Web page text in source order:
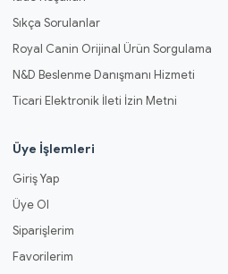
Sıkça Sorulanlar
Royal Canin Orijinal Ürün Sorgulama
N&D Beslenme Danışmanı Hizmeti
Ticari Elektronik İleti İzin Metni
Üye İşlemleri
Giriş Yap
Üye Ol
Siparişlerim
Favorilerim